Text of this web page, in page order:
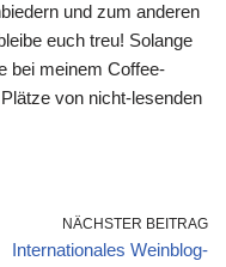
und zum anderen
euch treu! Solange
bei meinem Coffee-
von nicht-lesenden
NÄCHSTER BEITRAG
Internationales Weinblog-